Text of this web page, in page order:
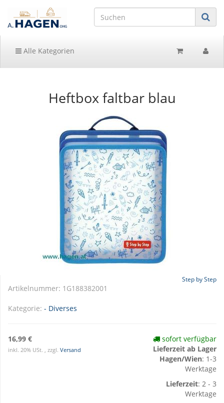
Alle Kategorien
Heftbox faltbar blau
Step by Step
Artikelnummer: 1G188382001
Kategorie: - Diverses
16,99 €
inkl. 20% USt. , zzgl. Versand
sofort verfügbar
Lieferzeit ab Lager
Hagen/Wien: 1-3
Werktage
Lieferzeit: 2 - 3
Werktage